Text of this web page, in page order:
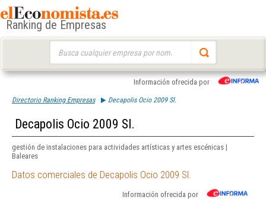
Ranking de Empresas
Información ofrecida por
Directorio Ranking Empresas Decapolis Ocio 2009 Sl.
Decapolis Ocio 2009 Sl.
gestión de instalaciones para actividades artísticas y artes escénicas |
Baleares
Datos comerciales de Decapolis Ocio 2009 Sl.
Información ofrecida por